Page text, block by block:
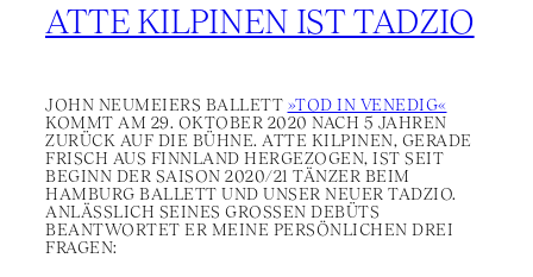
ATTE KILPINEN IST TADZIO
JOHN NEUMEIERS BALLETT »TOD IN VENEDIG«
KOMMT AM 29. OKTOBER 2020 NACH 5 JAHREN
ZURÜCK AUF DIE BÜHNE. ATTE KILPINEN, GERADE
FRISCH AUS FINNLAND HERGEZOGEN, IST SEIT
BEGINN DER SAISON 2020/21 TÄNZER BEIM
HAMBURG BALLETT UND UNSER NEUER TADZIO.
ANLÄSSLICH SEINES GROSSEN DEBÜTS B
EANTWORTET ER MEINE PERSÖNLICHEN DREI F
RAGEN: